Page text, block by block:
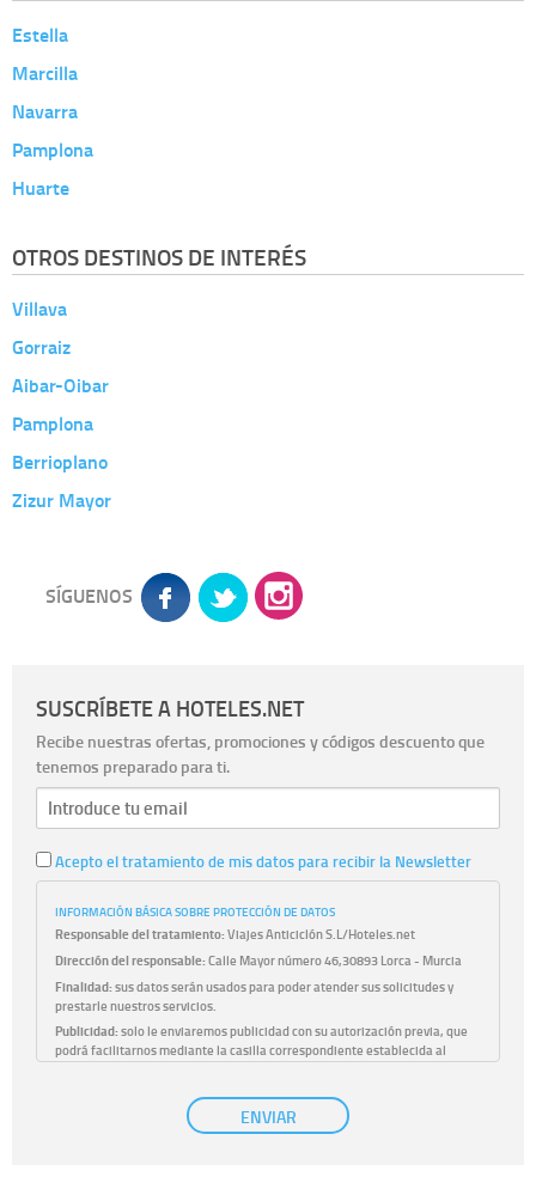
Estella
Marcilla
Navarra
Pamplona
Huarte
OTROS DESTINOS DE INTERÉS
Villava
Gorraiz
Aibar-Oibar
Pamplona
Berrioplano
Zizur Mayor
SÍGUENOS
SUSCRÍBETE A HOTELES.NET
Recibe nuestras ofertas, promociones y códigos descuento que
tenemos preparado para ti.
Acepto el tratamiento de mis datos para recibir la Newsletter
INFORMACIÓN BÁSICA SOBRE PROTECCIÓN DE DATOS
Responsable del tratamiento:Viajes Anticiclón S.L/Hoteles.net
Dirección del responsable:Calle Mayor número 46,30893 Lorca - Murcia
Finalidad:sus datos serán usados para poder atender sus solicitudes y
prestarle nuestros servicios.
Publicidad:solo le enviaremos publicidad con su autorización previa, que
podrá facilitarnos mediante la casilla correspondiente establecida al
únicamente trataremos sus datos con su consentimiento
previo, que podrá facilitarnos mediante la casilla correspondiente
ENVIAR